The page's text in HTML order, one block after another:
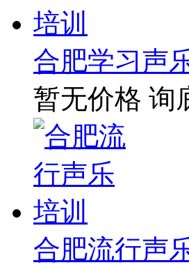
合肥学习声
暂无价格 询
合肥流行声